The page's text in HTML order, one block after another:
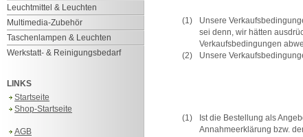
Leuchtmittel & Leuchten
Multimedia-Zubehör
Taschenlampen & Leuchten
Werkstatt- & Reinigungsbedarf
LINKS
Startseite
Shop-Startseite
AGB
(1)
Unsere
sei denn, wir hätten
Verkaufsbedingungen
(2)
Unsere
(1)
Ist die Bestellung als
Annahmeerklärung bzw.